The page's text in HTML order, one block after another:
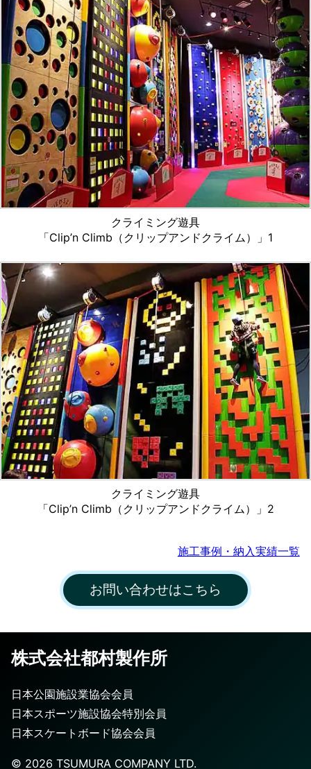
クライミング遊具
「Clip’n Climb（クリップアンドクライム）」1
クライミング遊具
「Clip’n Climb（クリップアンドクライム）」2
施工事例・納入実績一覧
お問い合わせはこちら
株式会社都村製作所
日本公園施設業協会会員
日本スポーツ施設協会特別会員
日本スケートボード協会会員
©️ 2026 TSUMURA COMPANY LTD.